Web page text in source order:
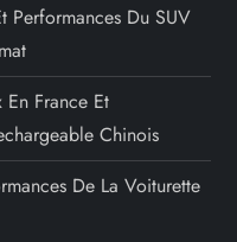
Performances Du SUV
France Et
Chinois
De La Voiturette